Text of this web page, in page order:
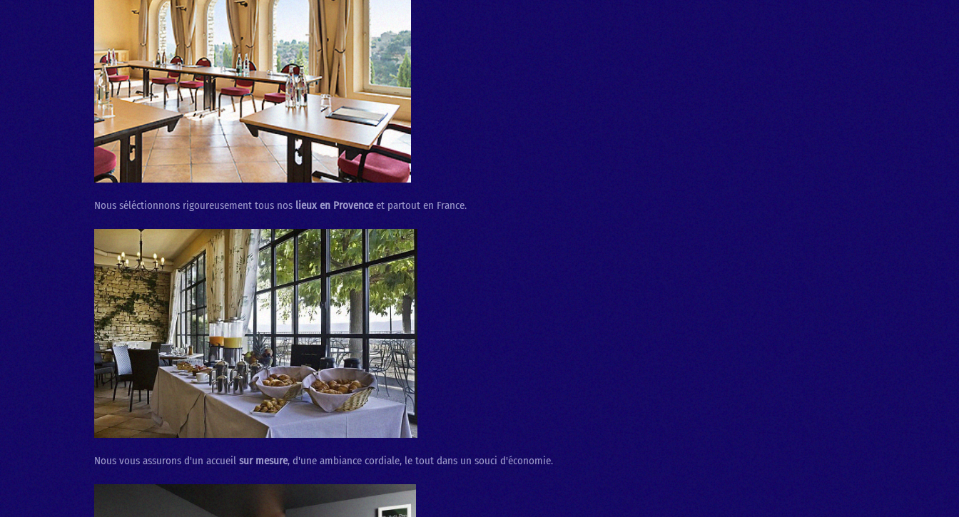
Nous séléctionnons rigoureusement tous nos lieux en Provenceet partout en France.
Nous vous assurons d'un accueil sur mesure, d'une ambiance cordiale, le tout dans un souci d'économie.